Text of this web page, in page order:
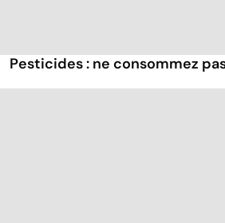
Pesticides : ne consommez